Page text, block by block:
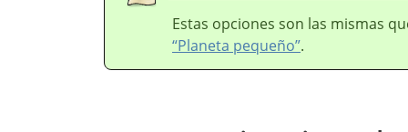
Estas opciones son las mismas
“Planeta pequeño”.